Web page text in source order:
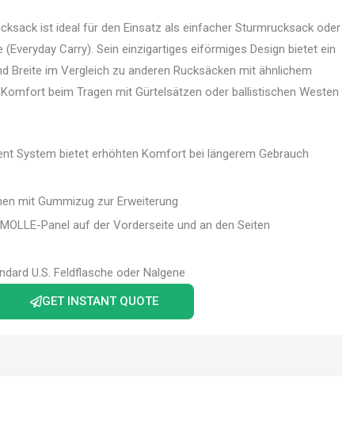
ist ideal für den Einsatz als einfacher Sturmrucksack oder
Carry). Sein einzigartiges eiförmiges Design bietet ein
Breite im Vergleich zu anderen Rucksäcken mit ähnlichem
beim Tragen mit Gürtelsätzen oder ballistischen Westen
System bietet erhöhten Komfort bei längerem Gebrauch
mit Gummizug zur Erweiterung
Panel auf der Vorderseite und an den Seiten
U.S. Feldflasche oder Nalgene
GET INSTANT QUOTE